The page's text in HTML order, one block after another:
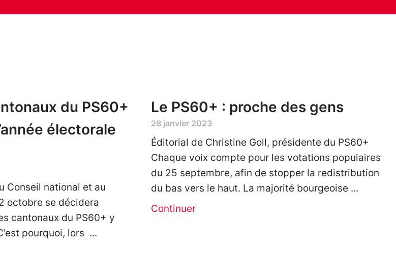
du PS60+
électorale
Conseil national et au
octobre se décidera
cantonaux du PS60+ y
pourquoi, lors
Le PS60+ : proche des gens
28 janvier 2023
Éditorial de Christine Goll, présidente du PS60+
Chaque voix compte pour les votations populaires
du 25 septembre, afin de stopper la redistribution
du bas vers le haut. La majorité bourgeoise
Continuer